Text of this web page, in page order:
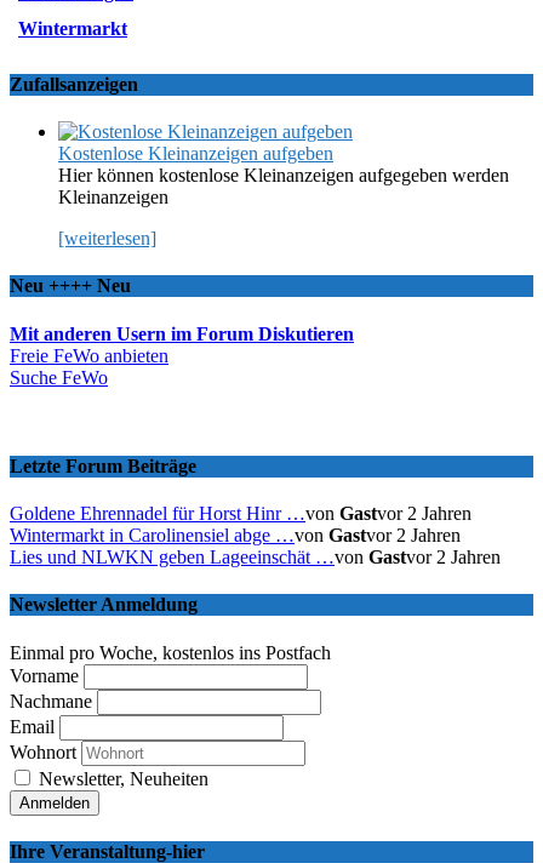
Wintermarkt
Zufallsanzeigen
Kostenlose Kleinanzeigen aufgeben
Hier können kostenlose Kleinanzeigen aufgegeben werden
Kleinanzeigen
[weiterlesen]
Neu ++++ Neu
Mit anderen Usern im Forum Diskutieren
Freie FeWo anbieten
Suche FeWo
Letzte Forum Beiträge
Goldene Ehrennadel für Horst Hinr …von Gastvor 2 Jahren
Wintermarkt in Carolinensiel abge …von Gastvor 2 Jahren
Lies und NLWKN geben Lageeinschät …von Gastvor 2 Jahren
Newsletter Anmeldung
Einmal pro Woche, kostenlos ins Postfach
Vorname
Nachmane
Email
Wohnort
Newsletter, Neuheiten
Ihre Veranstaltung-hier